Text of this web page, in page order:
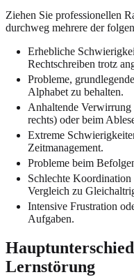
Ziehen Sie professionellen
durchweg mehrere der
Erhebliche
Rechtschreiben trotz
Probleme,
Alphabet zu behalten.
Anhaltende
rechts) oder beim
Extreme
Zeitmanagement.
Probleme beim
Schlechte
Vergleich zu
Intensive Frustration
Aufgaben.
Lernstörung